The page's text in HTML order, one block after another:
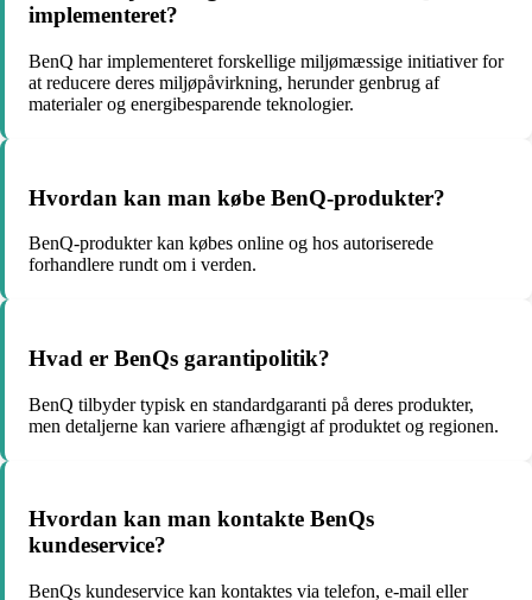
implementeret?
BenQ har implementeret forskellige miljømæssige initiativer for
at reducere deres miljøpåvirkning, herunder genbrug af
materialer og energibesparende teknologier.
Hvordan kan man købe BenQ-produkter?
BenQ-produkter kan købes online og hos autoriserede
forhandlere rundt om i verden.
Hvad er BenQs garantipolitik?
BenQ tilbyder typisk en standardgaranti på deres produkter,
men detaljerne kan variere afhængigt af produktet og regionen.
Hvordan kan man kontakte BenQs
kundeservice?
BenQs kundeservice kan kontaktes via telefon, e-mail eller